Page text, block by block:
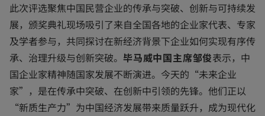
此次评选聚焦中国民营企业的传承与突破、创新与可持续发
展，颁奖典礼现场吸引了来自全国各地的企业家代表、专家
及学者参与，共同探讨在新经济背景下企业如何实现有序传
承、治理升级与创新突破。 毕马威中国主席邹俊表示，中
国企业家精神随国家发展不断演进。今天的“未来企业
家”，是在传承中突破、在创新中引领的先锋。他们正以
“新质生产力”为中国经济发展带来质量跃升，成为现代化